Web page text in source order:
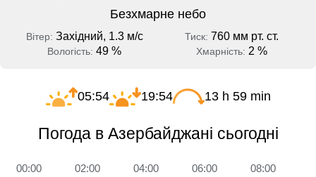
Безхмарне небо
Вітер: Західний, 1.3 м/с Тиск: 760 мм рт. ст.
Вологість: 49 % Хмарність: 2 %
05:54 19:54 13 h 59 min
Погода в Азербайджані сьогодні
00:00 02:00 04:00 06:00 08:00